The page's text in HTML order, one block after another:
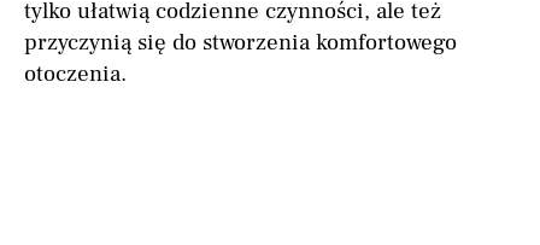
tylko ułatwią codzienne czynności, ale też
przyczynią się do stworzenia komfortowego
otoczenia.